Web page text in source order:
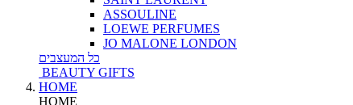
ASSOULINE
LOEWE PERFUMES
JO MALONE LONDON
כל המעצבים
BEAUTY GIFTS
HOME
HOME